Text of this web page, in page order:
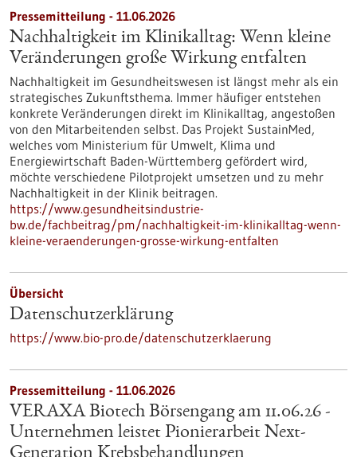
Pressemitteilung - 11.06.2026
Nachhaltigkeit im Klinikalltag: Wenn kleine
Veränderungen große Wirkung entfalten
Nachhaltigkeit im Gesundheitswesen ist längst mehr als ein
strategisches Zukunftsthema. Immer häufiger entstehen
konkrete Veränderungen direkt im Klinikalltag, angestoßen
von den Mitarbeitenden selbst. Das Projekt SustainMed,
welches vom Ministerium für Umwelt, Klima und
Energiewirtschaft Baden-Württemberg gefördert wird,
möchte verschiedene Pilotprojekt umsetzen und zu mehr
Nachhaltigkeit in der Klinik beitragen.
https://www.gesundheitsindustrie-
bw.de/fachbeitrag/pm/nachhaltigkeit-im-klinikalltag-wenn-
kleine-veraenderungen-grosse-wirkung-entfalten
Übersicht
Datenschutzerklärung
https://www.bio-pro.de/datenschutzerklaerung
Pressemitteilung - 11.06.2026
VERAXA Biotech Börsengang am 11.06.26 -
Unternehmen leistet Pionierarbeit Next-